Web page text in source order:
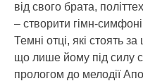
від свого брата,
– створити гімн-
Темні отці, які стоять
що лише йому під силу
прологом до мелодії